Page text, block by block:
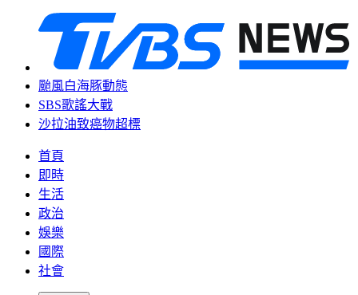
颱風白海豚動態
SBS歌謠大戰
沙拉油致癌物超標
首頁
即時
生活
政治
娛樂
國際
社會